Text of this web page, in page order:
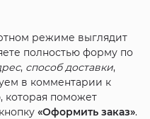
режиме выглядит
полностью форму по
, способ доставки,
в комментарии к
которая поможет
«Оформить заказ».